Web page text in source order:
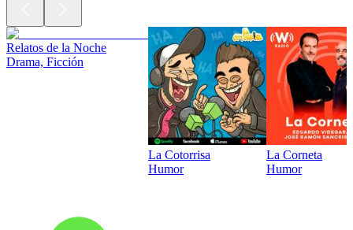
Relatos de la Noche
Drama, Ficción
La Cotorrisa
Humor
La Corneta
Humor